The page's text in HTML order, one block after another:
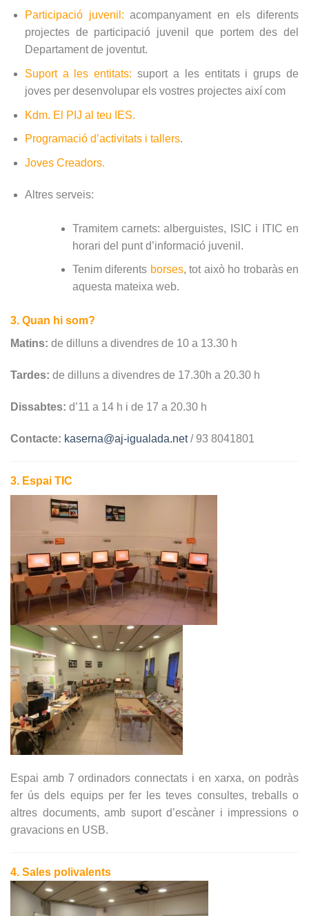
Participació juvenil: acompanyament en els diferents
projectes de participació juvenil que portem des del
Departament de joventut.
Suport a les entitats: suport a les entitats i grups de
joves per desenvolupar els vostres projectes així com
Kdm. El PIJ al teu IES.
Programació d’activitats i tallers.
Joves Creadors.
Altres serveis:
Tramitem carnets: alberguistes, ISIC i ITIC en
horari del punt d’informació juvenil.
Tenim diferents borses, tot això ho trobaràs en
aquesta mateixa web.
3. Quan hi som?
Matins: de dilluns a divendres de 10 a 13.30 h
Tardes: de dilluns a divendres de 17.30h a 20.30 h
Dissabtes: d’11 a 14 h i de 17 a 20.30 h
Contacte: kaserna@aj-igualada.net/ 93 8041801
3. Espai TIC
Espai amb 7 ordinadors connectats i en xarxa, on podràs
fer ús dels equips per fer les teves consultes, treballs o
altres documents, amb suport d’escàner i impressions o
gravacions en USB.
4. Sales polivalents